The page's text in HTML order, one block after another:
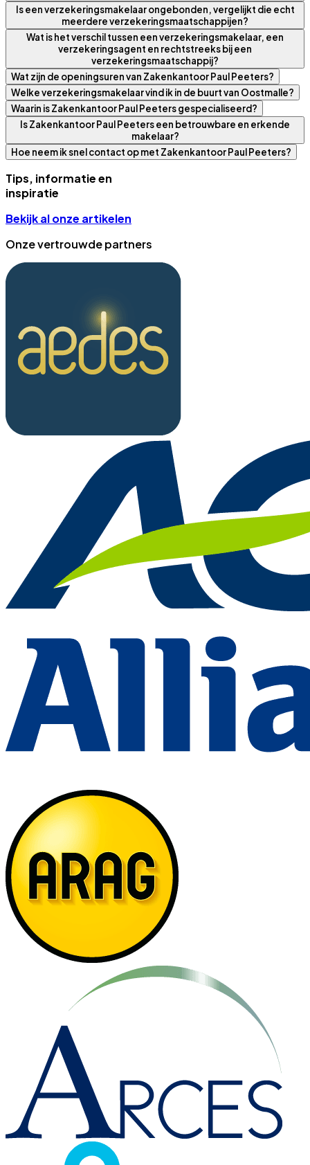
Is een verzekeringsmakelaar ongebonden, vergelijkt die echt
meerdere verzekeringsmaatschappijen?
Wat is het verschil tussen een verzekeringsmakelaar, een
verzekeringsagent en rechtstreeks bij een
verzekeringsmaatschappij?
Wat zijn de openingsuren van Zakenkantoor Paul Peeters?
Welke verzekeringsmakelaar vind ik in de buurt van Oostmalle?
Waarin is Zakenkantoor Paul Peeters gespecialiseerd?
Is Zakenkantoor Paul Peeters een betrouwbare en erkende
makelaar?
Hoe neem ik snel contact op met Zakenkantoor Paul Peeters?
Tips, informatie en
inspiratie
Bekijk al onze artikelen
Onze vertrouwde partners